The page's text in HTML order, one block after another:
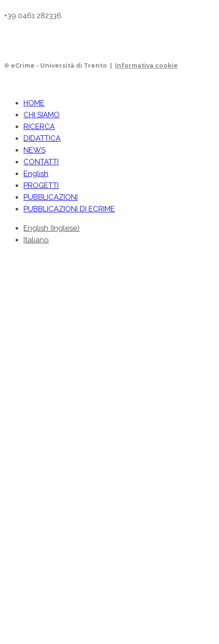
+39 0461 282336
© eCrime - Università di Trento | Informativa cookie
HOME
CHI SIAMO
RICERCA
DIDATTICA
NEWS
CONTATTI
English
PROGETTI
PUBBLICAZIONI
PUBBLICAZIONI DI ECRIME
English ( Inglese)
Italiano